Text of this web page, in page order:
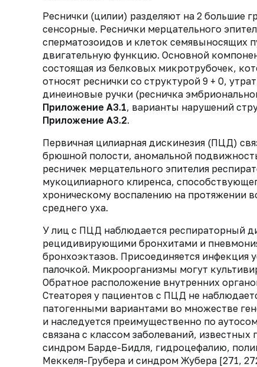
Реснички (цилии) разделяют на 2 большие
сенсорные. Реснички мерцательного
сперматозоидов и клеток семявыносящих
двигательную функцию. Основной
состоящая из белковых микротрубочек,
относят реснички со структурой 9 + 0,
динеиновые ручки (ресничка
Приложение А3.1, варианты нарушений
Приложение А3.2.
Первичная цилиарная дискинезия (ПЦД)
брюшной полости, аномальной
ресничек мерцательного эпителия
мукоцилиарного клиренса,
хроническому воспалению на протяжении
среднего уха.
У лиц с ПЦД наблюдается респираторный
рецидивирующими бронхитами и
бронхоэктазов. Присоединяется
палочкой. Микроорганизмы могут
Обратное расположение внутренних
Стеаторея у пациентов с ПЦД не
патогенными вариантами во множестве
и наследуется преимущественно по
связана с классом заболеваний,
синдром Барде-Бидля, гидроцефалию,
Меккеля-Грубера и синдром Жубера [271,